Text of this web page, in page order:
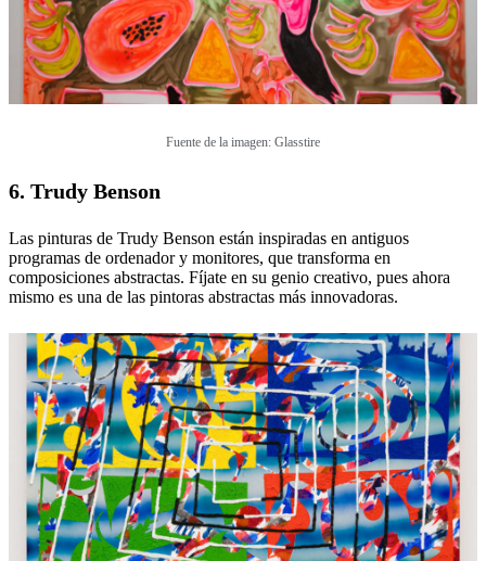
Fuente de la imagen: Glasstire
6. Trudy Benson
Las pinturas de Trudy Benson están inspiradas en antiguos
programas de ordenador y monitores, que transforma en
composiciones abstractas. Fíjate en su genio creativo, pues ahora
mismo es una de las pintoras abstractas más innovadoras.